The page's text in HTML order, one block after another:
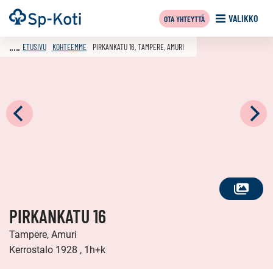
Siirry
sisältöön
Etusivu VALIKKO
OTA YHTEYTTÄ
KATSO
ETUSIVU KOHTEEMME PIRKANKATU 16, TAMPERE, AMURI
PIRKANKATU 16
Tampere, Amuri
Kerrostalo 1928 , 1h+k